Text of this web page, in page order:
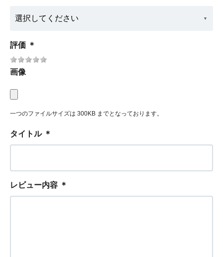
評価 ＊
画像
一つのファイルサイズは 300KB までとなっております。
タイトル ＊
レビュー内容 ＊